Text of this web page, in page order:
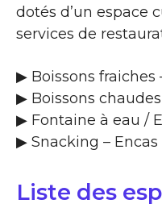
dotés d’un espace
services de
▶​ Boissons fraiches
▶​ Boissons
▶​ Fontaine à eau /
▶​ Snacking – Encas
Liste des